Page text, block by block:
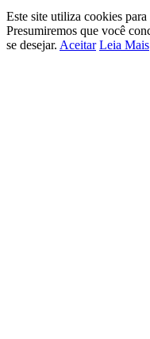
Este site utiliza cookies
Presumiremos que você
se desejar. Aceitar Leia Mais